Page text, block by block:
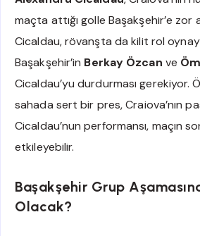
maçta attığı golle Başakşehir’e zor
Cicaldau, rövanşta da kilit rol
Başakşehir’in Berkay Özcan ve
Cicaldau’yu durdurması gerekiyor.
sahada sert bir pres, Craiova’nın
Cicaldau’nun performansı, maçın
etkileyebilir.
Başakşehir Grup
Olacak?